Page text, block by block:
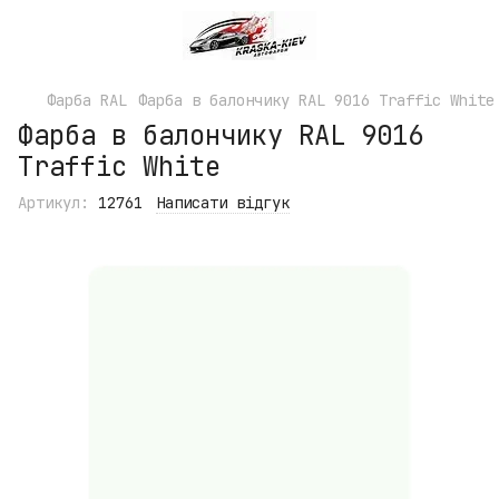
Фарба RAL Фарба в балончику RAL 9016 Traffic White
Фарба в балончику RAL 9016
Traffic White
Артикул: 12761 Написати відгук